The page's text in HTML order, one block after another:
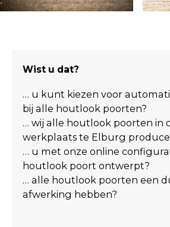
Wist u dat?
… u kunt kiezen voor
bij alle houtlook poorten?
… wij alle houtlook poorten in
werkplaats te Elburg
… u met onze online
houtlook poort ontwerpt?
… alle houtlook poorten een
afwerking hebben?